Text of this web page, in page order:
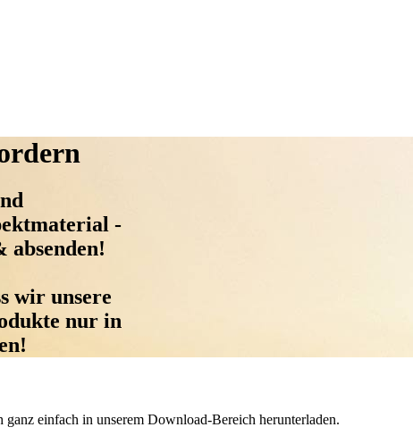
-
absenden!
wir unsere
nur in
ganz einfach in unserem Download-Bereich herunterladen.